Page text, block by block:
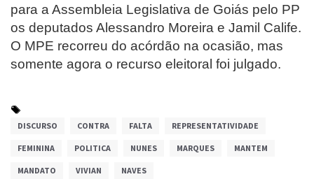
para a Assembleia Legislativa de Goiás pelo PP
os deputados Alessandro Moreira e Jamil Calife.
O MPE recorreu do acórdão na ocasião, mas
somente agora o recurso eleitoral foi julgado.
DISCURSO CONTRA FALTA REPRESENTATIVIDADE
FEMININA POLITICA NUNES MARQUES MANTEM
MANDATO VIVIAN NAVES